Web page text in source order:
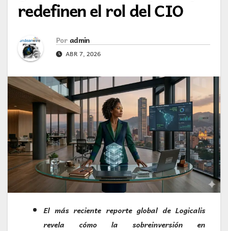
redefinen el rol del CIO
Por admin
ABR 7, 2026
El más reciente reporte global de Logicalis
revela cómo la sobreinversión en